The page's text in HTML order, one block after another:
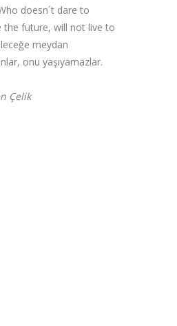
doesn´t dare to
the future, will not live to
meydan
onu yaşıyamazlar.
Çelik